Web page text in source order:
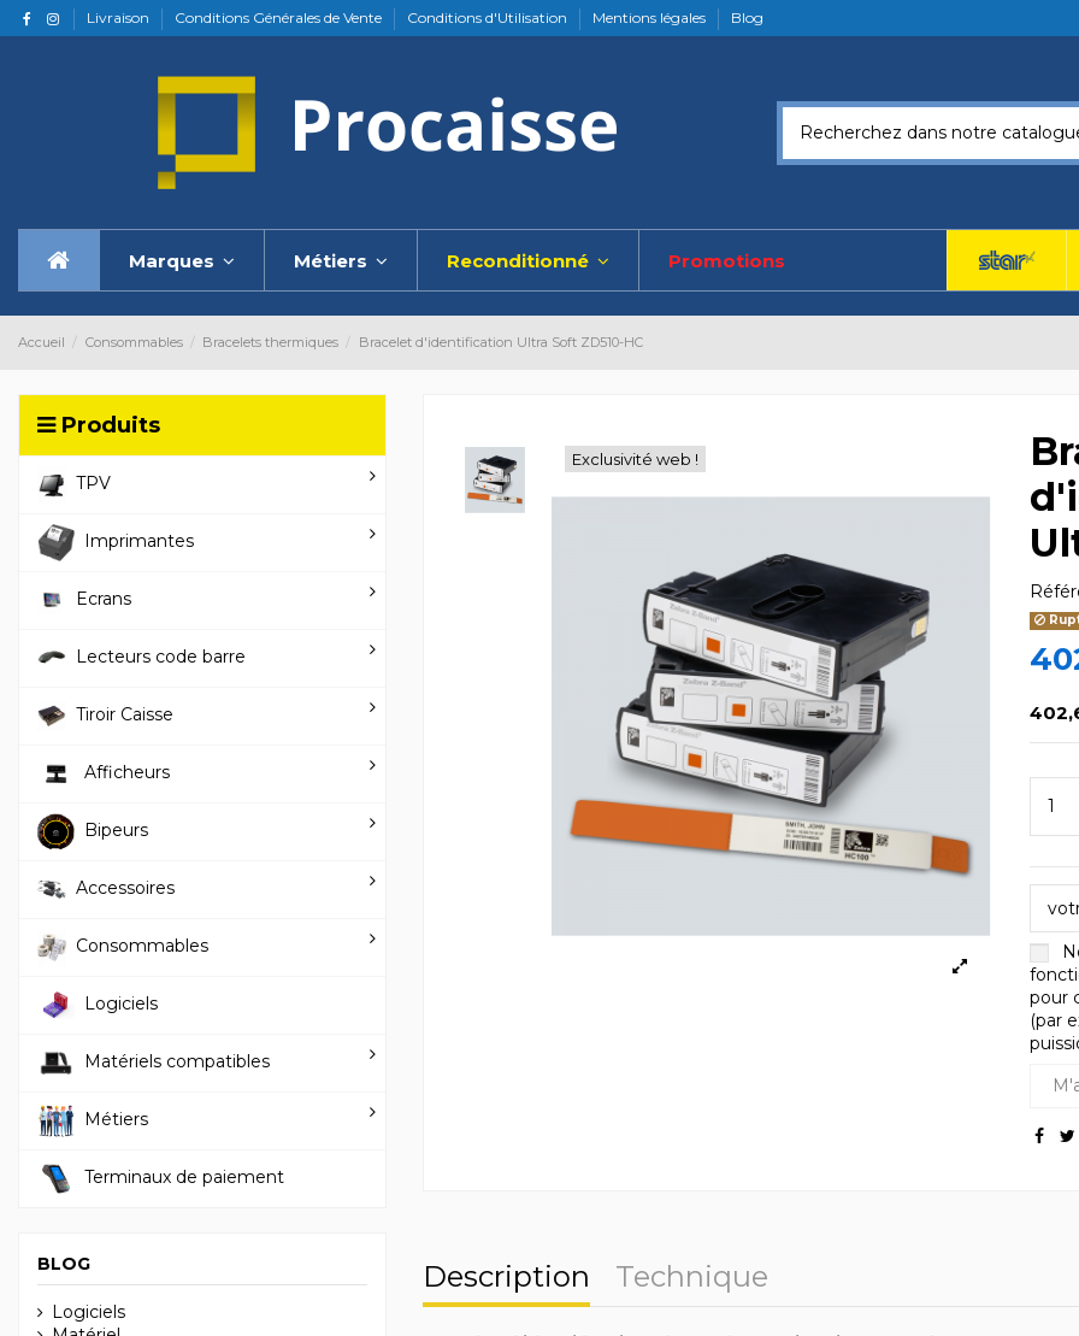
Livraison Conditions Générales de Vente Conditions d'Utilisation Mentions légales Blog
Marques Métiers Reconditionné Promotions
Accueil Consommables Bracelets thermiques Bracelet d'identification Ultra Soft ZD510-HC
Exclusivité web !
pour
(par
Description Technique
Produits
TPV
Imprimantes
Ecrans
Lecteurs code barre
Tiroir Caisse
Afficheurs
Bipeurs
Accessoires
Consommables
Logiciels
Matériels compatibles
Métiers
Terminaux de paiement
BLOG
Logiciels